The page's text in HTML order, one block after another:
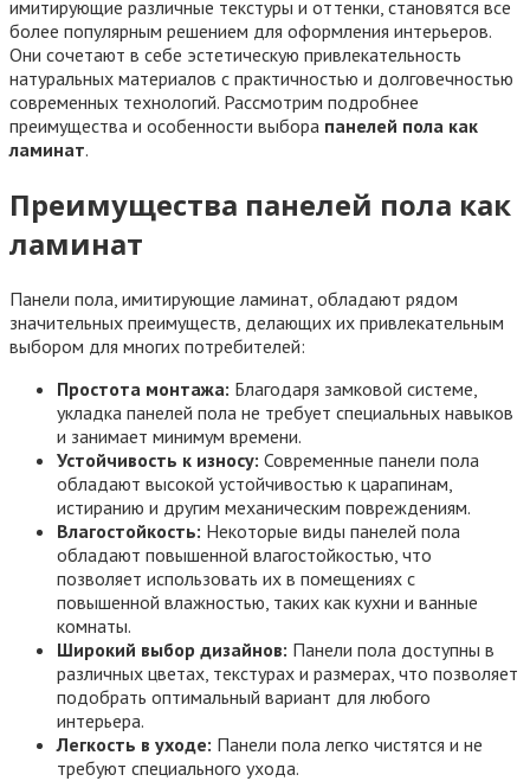
имитирующие различные текстуры и оттенки, становятся все
более популярным решением для оформления интерьеров.
Они сочетают в себе эстетическую привлекательность
натуральных материалов с практичностью и долговечностью
современных технологий. Рассмотрим подробнее
преимущества и особенности выбора панелей пола как
ламинат.
Преимущества панелей пола как
ламинат
Панели пола, имитирующие ламинат, обладают рядом
значительных преимуществ, делающих их привлекательным
выбором для многих потребителей:
Простота монтажа: Благодаря замковой системе,
укладка панелей пола не требует специальных навыков
и занимает минимум времени.
Устойчивость к износу: Современные панели пола
обладают высокой устойчивостью к царапинам,
истиранию и другим механическим повреждениям.
Влагостойкость: Некоторые виды панелей пола
обладают повышенной влагостойкостью, что
позволяет использовать их в помещениях с
повышенной влажностью, таких как кухни и ванные
комнаты.
Широкий выбор дизайнов: Панели пола доступны в
различных цветах, текстурах и размерах, что позволяет
подобрать оптимальный вариант для любого
интерьера.
Легкость в уходе: Панели пола легко чистятся и не
требуют специального ухода.